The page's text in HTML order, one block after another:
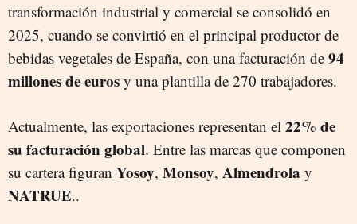
transformación industrial y comercial se consolidó en
2025, cuando se convirtió en el principal productor de
bebidas vegetales de España, con una facturación de 94
millones de euros y una plantilla de 270 trabajadores.
Actualmente, las exportaciones representan el 22% de
su facturación global. Entre las marcas que componen
su cartera figuran Yosoy, Monsoy, Almendrola y
NATRUE..